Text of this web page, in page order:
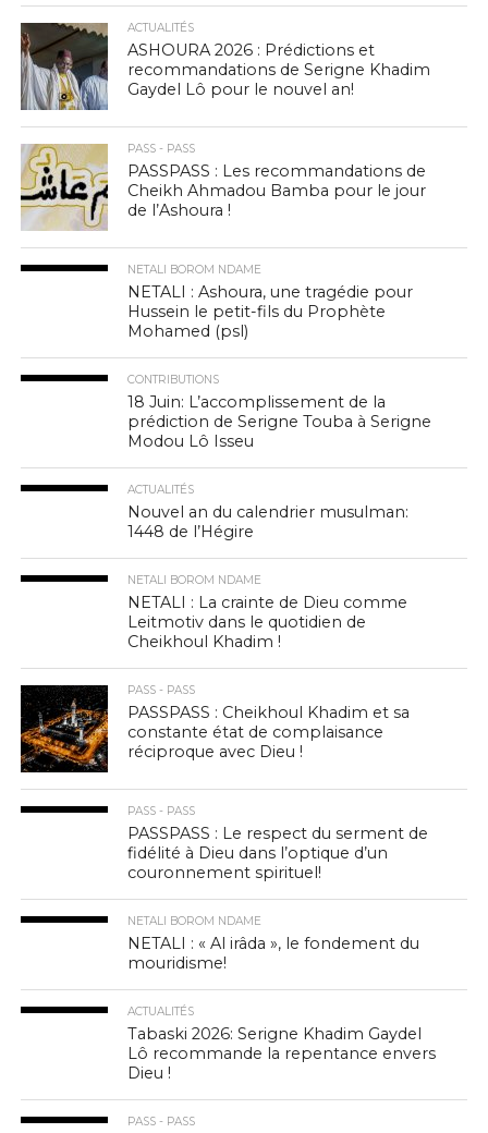
ACTUALITÉS
ASHOURA 2026 : Prédictions et
recommandations de Serigne Khadim
Gaydel Lô pour le nouvel an!
PASS - PASS
PASSPASS : Les recommandations de
Cheikh Ahmadou Bamba pour le jour
de l’Ashoura !
NETALI BOROM NDAME
NETALI : Ashoura, une tragédie pour
Hussein le petit-fils du Prophète
Mohamed (psl)
CONTRIBUTIONS
18 Juin: L’accomplissement de la
prédiction de Serigne Touba à Serigne
Modou Lô Isseu
ACTUALITÉS
Nouvel an du calendrier musulman:
1448 de l’Hégire
NETALI BOROM NDAME
NETALI : La crainte de Dieu comme
Leitmotiv dans le quotidien de
Cheikhoul Khadim !
PASS - PASS
PASSPASS : Cheikhoul Khadim et sa
constante état de complaisance
réciproque avec Dieu !
PASS - PASS
PASSPASS : Le respect du serment de
fidélité à Dieu dans l’optique d’un
couronnement spirituel!
NETALI BOROM NDAME
NETALI : « Al irâda », le fondement du
mouridisme!
ACTUALITÉS
Tabaski 2026: Serigne Khadim Gaydel
Lô recommande la repentance envers
Dieu !
PASS - PASS